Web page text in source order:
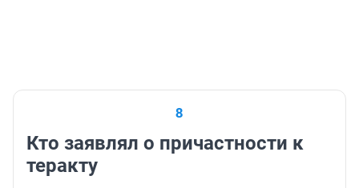
8
Кто заявлял о причастности к
теракту